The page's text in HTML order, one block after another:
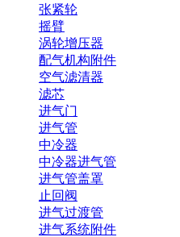
张紧轮
摇臂
涡轮增压器
配气机构附件
空气滤清器
滤芯
进气门
进气管
中冷器
中冷器进气管
进气管盖罩
止回阀
进气过渡管
进气系统附件